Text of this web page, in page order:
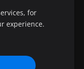
aizsargātas.
for
experience.